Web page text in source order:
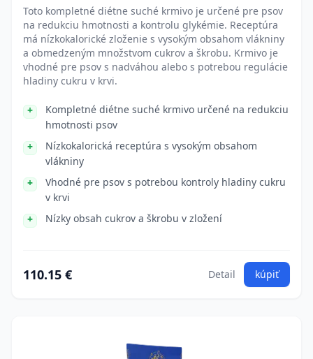
Toto kompletné diétne suché krmivo je určené pre psov
na redukciu hmotnosti a kontrolu glykémie. Receptúra
má nízkokalorické zloženie s vysokým obsahom vlákniny
a obmedzeným množstvom cukrov a škrobu. Krmivo je
vhodné pre psov s nadváhou alebo s potrebou regulácie
hladiny cukru v krvi.
Kompletné diétne suché krmivo určené na redukciu
hmotnosti psov
Nízkokalorická receptúra s vysokým obsahom
vlákniny
Vhodné pre psov s potrebou kontroly hladiny cukru
v krvi
Nízky obsah cukrov a škrobu v zložení
110.15 € Detail kúpiť